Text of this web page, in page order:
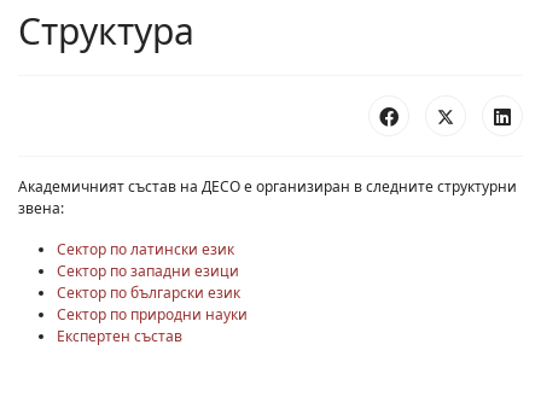
Структура
Академичният състав на ДЕСО е организиран в следните структурни
звена:
Сектор по латински език
Сектор по западни езици
Сектор по български език
Сектор по природни науки
Експертен състав